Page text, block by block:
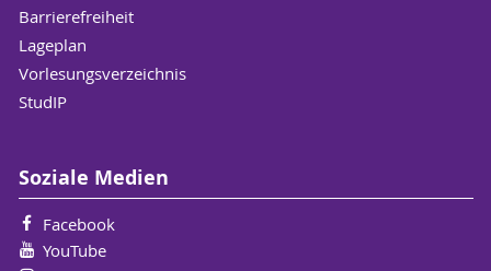
Barrierefreiheit
Lageplan
Vorlesungsverzeichnis
StudIP
Soziale Medien
Facebook
YouTube